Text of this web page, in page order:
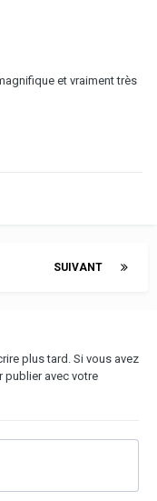
et vraiment très
SUIVANT
plus tard. Si vous avez
publier avec votre